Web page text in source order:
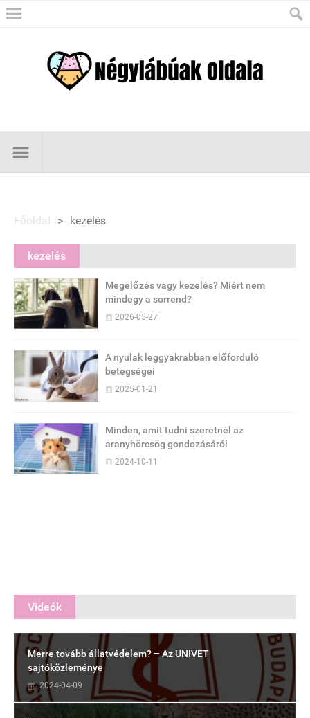
Főoldal > kezelés
kezelés
Megelőzés vagy kezelés? Miért nem
mindegy a sorrend?
2026-05-27
A nyulak leggyakrabban előforduló
betegségei
2025-01-21
Minden, amit tudni szeretnél az
aranyhörcsög gondozásáról
2024-10-11
Videók
Merre tovább állatvédelem? – Az UNIVET
sajtóközleménye
2024-04-09